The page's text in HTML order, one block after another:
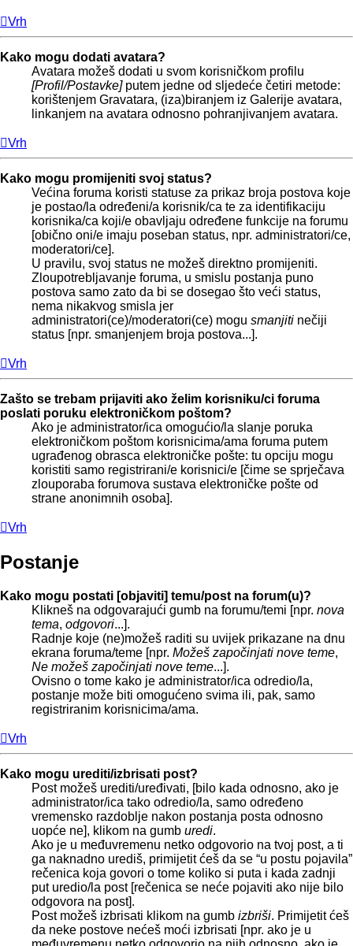
Vrh
Kako mogu dodati avatara?
Avatara možeš dodati u svom korisničkom profilu
[Profil/Postavke]putem jedne od sljedeće četiri metode:
korištenjem Gravatara, (iza)biranjem iz Galerije avatara,
linkanjem na avatara odnosno pohranjivanjem avatara.
Vrh
Kako mogu promijeniti svoj status?
Većina foruma koristi statuse za prikaz broja postova koje
je postao/la određeni/a korisnik/ca te za identifikaciju
korisnika/ca koji/e obavljaju određene funkcije na forumu
[obično oni/e imaju poseban status, npr. administratori/ce,
moderatori/ce].
U pravilu, svoj status ne možeš direktno promijeniti.
Zloupotrebljavanje foruma, u smislu postanja puno
postova samo zato da bi se dosegao što veći status,
nema nikakvog smisla jer
administratori(ce)/moderatori(ce) mogu smanjiti nečiji
status [npr. smanjenjem broja postova...].
Vrh
Zašto se trebam prijaviti ako želim korisniku/ci foruma
poslati poruku elektroničkom poštom?
Ako je administrator/ica omogućio/la slanje poruka
elektroničkom poštom korisnicima/ama foruma putem
ugrađenog obrasca elektroničke pošte: tu opciju mogu
koristiti samo registrirani/e korisnici/e [čime se sprječava
zlouporaba forumova sustava elektroničke pošte od
strane anonimnih osoba].
Vrh
Postanje
Kako mogu postati [objaviti] temu/post na forum(u)?
Klikneš na odgovarajući gumb na forumu/temi [npr. nova
tema, odgovori...].
Radnje koje (ne)možeš raditi su uvijek prikazane na dnu
ekrana foruma/teme [npr. Možeš započinjati nove teme,
Ne možeš započinjati nove teme...].
Ovisno o tome kako je administrator/ica odredio/la,
postanje može biti omogućeno svima ili, pak, samo
registriranim korisnicima/ama.
Vrh
Kako mogu urediti/izbrisati post?
Post možeš urediti/uređivati, [bilo kada odnosno, ako je
administrator/ica tako odredio/la, samo određeno
vremensko razdoblje nakon postanja posta odnosno
uopće ne], klikom na gumb uredi.
Ako je u međuvremenu netko odgovorio na tvoj post, a ti
ga naknadno urediš, primijetit ćeš da se “u postu pojavila”
rečenica koja govori o tome koliko si puta i kada zadnji
put uredio/la post [rečenica se neće pojaviti ako nije bilo
odgovora na post].
Post možeš izbrisati klikom na gumb izbriši. Primijetit ćeš
da neke postove nećeš moći izbrisati [npr. ako je u